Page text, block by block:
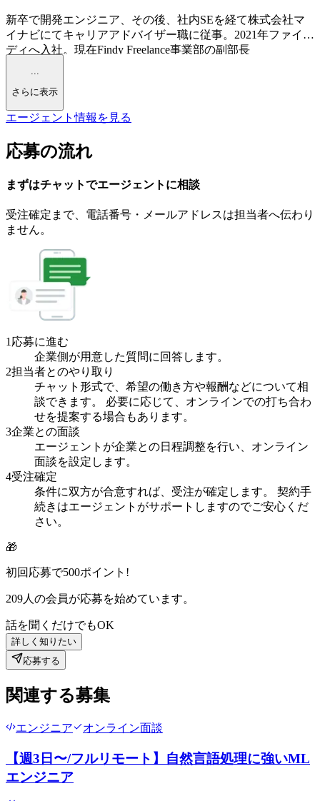
新卒で開発エンジニア、その後、社内SEを経て株式会社マ
イナビにてキャリアアドバイザー職に従事。2021年ファイン
ディへ入社。現在Findy Freelance事業部の副部長
...
さらに表示
エージェント情報を見る
応募の流れ
まずはチャットでエージェント に相談
受注確定まで、 電話番号・メールアドレスは担当者へ伝わり
ません。
1 応募に進む
企業側が用意した質問に回答します。
2担当者とのやり取り
チャット形式で、希望の働き方や報酬などについて相
談できます。 必要に応じて、オンラインでの打ち合わ
せを提案する場合もあります。
3企業との面談
エージェントが企業との日程調整を行い、オンライン
面談を設定します。
4受注確定
条件に双方が合意すれば、受注が確定します。 契約手
続きはエージェントがサポートしますのでご安心くだ
さい。
🎁
初回応募で500ポイント!
209人の会員が応募を始めています。
話を聞くだけでもOK
詳しく知りたい
応募する
関連する募集
エンジニア オンライン面談
【週3日〜/フルリモート】自然言語処理に強いML
エンジニア